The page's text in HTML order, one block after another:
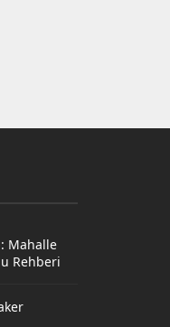
Mahalle
Rehberi